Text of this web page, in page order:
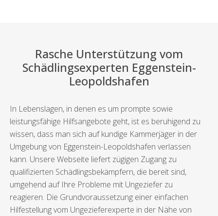
Rasche Unterstützung vom
Schädlingsexperten Eggenstein-
Leopoldshafen
In Lebenslagen, in denen es um prompte sowie
leistungsfähige Hilfsangebote geht, ist es beruhigend zu
wissen, dass man sich auf kundige Kammerjäger in der
Umgebung von Eggenstein-Leopoldshafen verlassen
kann. Unsere Webseite liefert zügigen Zugang zu
qualifizierten Schädlingsbekämpfern, die bereit sind,
umgehend auf Ihre Probleme mit Ungeziefer zu
reagieren. Die Grundvoraussetzung einer einfachen
Hilfestellung vom Ungezieferexperte in der Nähe von